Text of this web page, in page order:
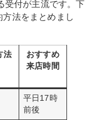
受付が主流です。下
法をまとめまし
法
おすすめ
来店時間
平日17時
前後